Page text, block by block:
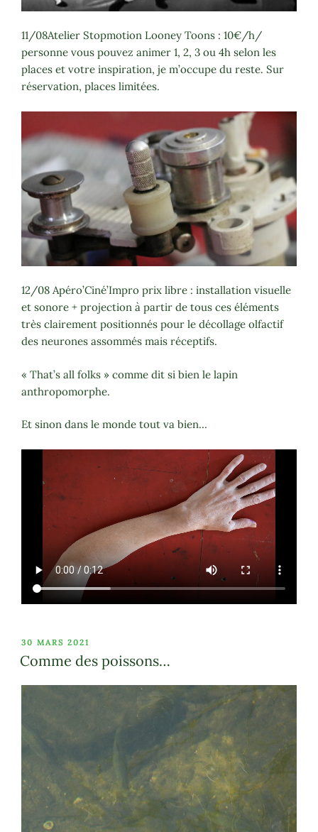
11/08Atelier Stopmotion Looney Toons : 10€/h/
personne vous pouvez animer 1, 2, 3 ou 4h selon les
places et votre inspiration, je m’occupe du reste. Sur
réservation, places limitées.
12/08 Apéro’Ciné’Impro prix libre : installation visuelle
et sonore + projection à partir de tous ces éléments
très clairement positionnés pour le décollage olfactif
des neurones assommés mais réceptifs.
« That’s all folks » comme dit si bien le lapin
anthropomorphe.
Et sinon dans le monde tout va bien…
PUBLIÉ
LE
30 MARS 2021
Comme des poissons…